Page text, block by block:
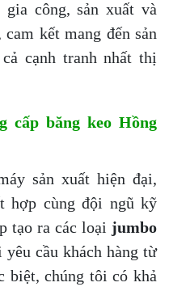
công, sản xuất và
kết mang đến sản
cạnh tranh nhất thị
cấp băng keo Hồng
sản xuất hiện đại,
hợp cùng đội ngũ kỹ
tạo ra các loại jumbo
cầu khách hàng từ
biệt, chúng tôi có khả